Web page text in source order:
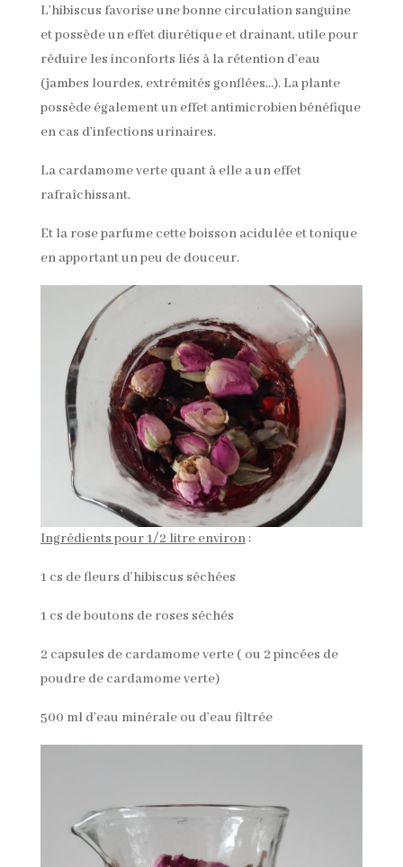
L’hibiscus favorise une bonne circulation sanguine
et possède un effet diurétique et drainant, utile pour
réduire les inconforts liés à la rétention d’eau
(jambes lourdes, extrémités gonflées…). La plante
possède également un effet antimicrobien bénéfique
en cas d’infections urinaires.
La cardamome verte quant à elle a un effet
rafraîchissant.
Et la rose parfume cette boisson acidulée et tonique
en apportant un peu de douceur.
Ingrédients pour 1/2 litre environ:
1 cs de fleurs d’hibiscus séchées
1 cs de boutons de roses séchés
2 capsules de cardamome verte ( ou 2 pincées de
poudre de cardamome verte)
500 ml d’eau minérale ou d’eau filtrée